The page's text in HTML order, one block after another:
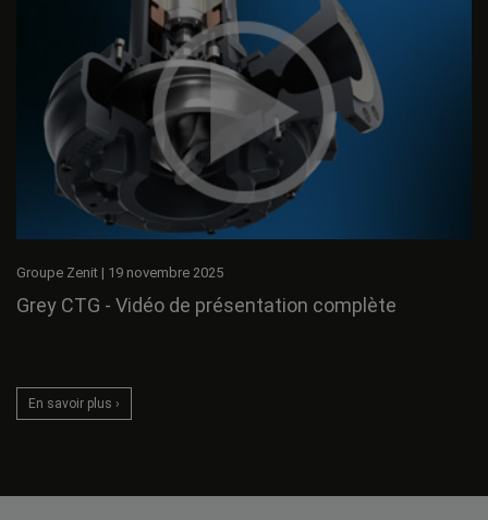
Groupe Zenit | 19 novembre 2025
Grey CTG - Vidéo de présentation complète
En savoir plus ›